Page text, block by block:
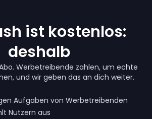
ist kostenlos:
deshalb
Werbetreibende zahlen, um echte
und wir geben das an dich weiter.
Aufgaben von Werbetreibenden
Nutzern aus